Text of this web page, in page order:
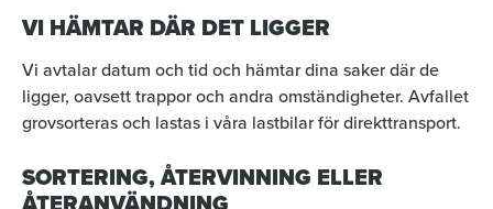
VI HÄMTAR DÄR DET LIGGER
Vi avtalar datum och tid och hämtar dina saker där de
ligger, oavsett trappor och andra omständigheter. Avfallet
grovsorteras och lastas i våra lastbilar för direkttransport.
SORTERING, ÅTERVINNING ELLER